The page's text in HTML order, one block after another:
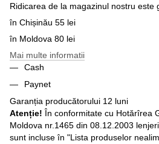
Ridicarea de la magazinul nostru este
în Chișinău 55 lei
în Moldova 80 lei
Mai multe informatii
Cash
Paynet
Garanția producătorului 12 luni
Atenție! În conformitate cu Hotărîrea
Moldova nr.1465 din 08.12.2003
sunt incluse în "Lista produselor